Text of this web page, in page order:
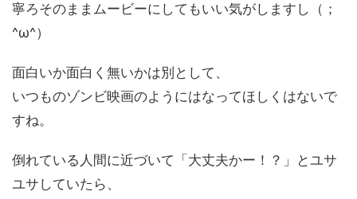
寧ろそのままムービーにしてもいい気がしますし（；
^ω^）
面白いか面白く無いかは別として、
いつものゾンビ映画のようにはなってほしくはないで
すね。
倒れている人間に近づいて「大丈夫かー！？」とユサ
ユサしていたら、